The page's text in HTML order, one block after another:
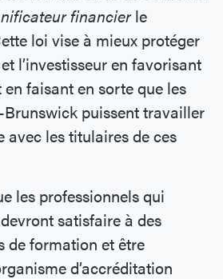
financierle
loi vise à mieux protéger
l’investisseur en favorisant
faisant en sorte que les
puissent travailler
avec les titulaires de ces
les professionnels qui
satisfaire à des
de formation et être
d’accréditation